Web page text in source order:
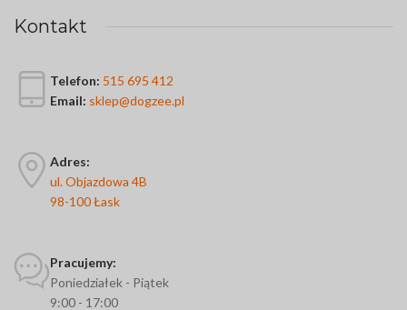
Kontakt
Telefon: 515 695 412
Email: sklep@dogzee.pl
Adres:
ul. Objazdowa 4B
98-100 Łask
Pracujemy:
Poniedziałek - Piątek
9:00 - 17:00